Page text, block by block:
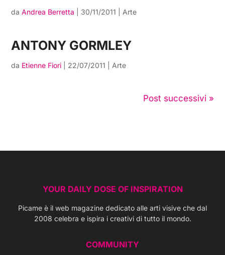
daAndrea Berretta 30/11/2011 Arte
ANTONY GORMLEY
da Etienne Fiori 22/07/2011 Arte
Post successivi »
YOUR DAILY DOSE OF INSPIRATION
Picame è il web magazine dedicato alle arti visive che dal
2008 celebra e ispira i creativi di tutto il mondo.
COMMUNITY